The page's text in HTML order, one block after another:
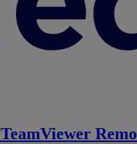
TeamViewer